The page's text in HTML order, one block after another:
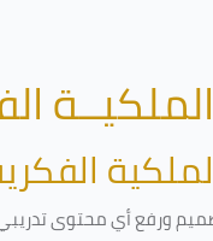
ورفع أي محتوى تدريبي